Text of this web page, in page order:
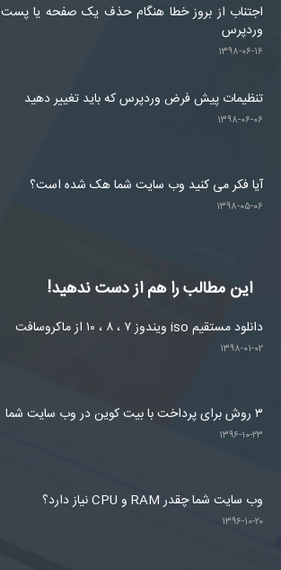
اجتناب از بروز خطا هنگام حذف یک صفحه یا پست
وردپرس
۱۳۹۸-۰۶-۱۶
تنظیمات پیش فرض وردپرس که باید تغییر دهید
۱۳۹۸-۰۶-۰۶
آیا فکر می کنید وب سایت شما هک شده است؟
۱۳۹۸-۰۵-۰۶
این مطالب را هم از دست ندهید!
دانلود مستقیم iso ویندوز ۷ ، ۸ ، ۱۰ از ماکروسافت
۱۳۹۸-۰۱-۰۲
۳ روش برای پرداخت با بیت کوین در وب سایت شما
۱۳۹۶-۱۰-۲۳
وب سایت شما چقدر RAM و CPU نیاز دارد؟
۱۳۹۶-۱۰-۲۰